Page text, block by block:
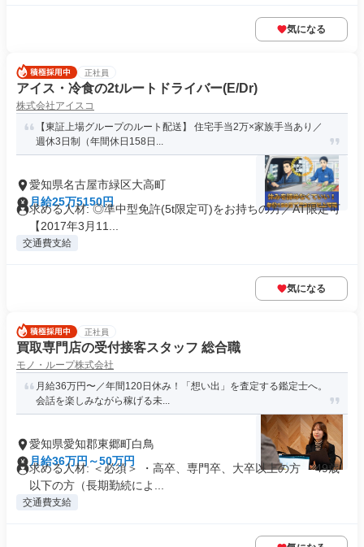
気になる
正社員
アイス・冷食の2tルートドライバー(E/Dr)
株式会社アイスコ
【東証上場グループのルート配送】 住宅手当2万×家族手当あり／
週休3日制（年間休日158日...
愛知県名古屋市緑区大高町
月給25万5150円
求める人材: ◎準中型免許(5t限定可)をお持ちの方／AT限定可
【2017年3月11...
交通費支給
気になる
正社員
買取専門店の受付接客スタッフ 総合職
モノ・ループ株式会社
月給36万円〜／年間120日休み！「想い出」を査定する鑑定士へ。
会話を楽しみながら稼げる未...
愛知県愛知郡東郷町白鳥
月給36万円～50万円
求める人材: ＜必須＞ ・高卒、専門卒、大卒以上の方 ・49歳
以下の方（長期勤続によ...
交通費支給